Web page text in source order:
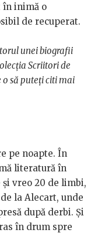
în inimă o
de recuperat.
unei biografii
Scriitori de
o să puteți citi mai
pe noapte. În
literatură în
vreo 20 de limbi,
la Alecart, unde
după derbi. Și
în drum spre